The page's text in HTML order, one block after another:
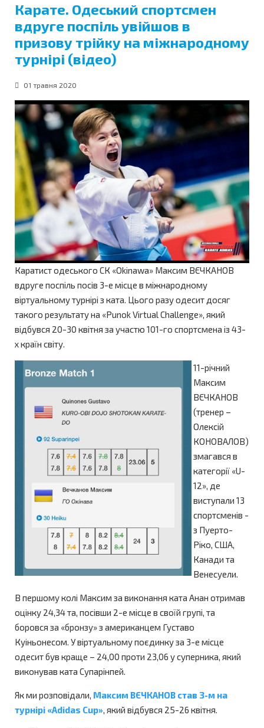
Карате. Одеський спортсмен
вдруге поспіль увійшов в
призову трійку на міжнародному
турнірі (відео)
01 травня 2020
Каратист одеського СК «Okinawa» Максим ВЄЧКАНОВ
вдруге поспіль посів 3-е місце в міжнародному
віртуальному турнірі з ката. Цього разу одесит досяг
такого результату на «Punok Virtual Challenge», який
відбувся 20-30 квітня за участю 101-го спортсмена із 43-
x країн світу.
11-річний
Максим
ВЄЧКАНОВ
(тренер –
Олексій
КОНОВАЛОВ)
змагався в
категорії «U-
12», де
виступали 13
спортсменів -
з Пуерто-
Ріко, США,
Канади та
Венесуели.
В першому колі Максим за виконання ката Анан отримав
оцінку 24,34 та, посівши 2-е місце в своїй групі, та
боровся за «бронзу» з американцем Густаво
Куіньонесом. У віртуальному поєдинку за 3-е місце
одесит був краще – 24,00 проти 23,06 у суперника, який
виконував ката Супарінпей.
Як ми розповідали, Максим ВЄЧКАНОВ став 3-м на
турнірі «Adidas Cup», який відбувся 25-26 квітня.